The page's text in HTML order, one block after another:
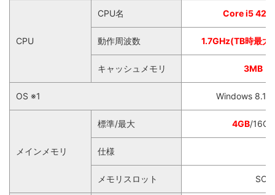
CPU
CPU名 Core i5
動作周波数 1.7GHz(TB時最大
キャッシュメモリ 3MB
OS ※1 Windows 8.1
メインメモリ
標準/最大 4GB/16GB
仕様
メモリスロット SO-